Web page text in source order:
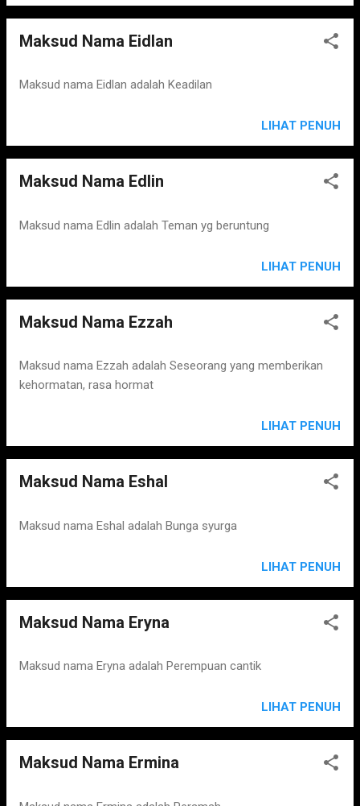
Maksud Nama Eidlan
Maksud nama Eidlan adalah Keadilan
LIHAT PENUH
Maksud Nama Edlin
Maksud nama Edlin adalah Teman yg beruntung
LIHAT PENUH
Maksud Nama Ezzah
Maksud nama Ezzah adalah Seseorang yang memberikan
kehormatan, rasa hormat
LIHAT PENUH
Maksud Nama Eshal
Maksud nama Eshal adalah Bunga syurga
LIHAT PENUH
Maksud Nama Eryna
Maksud nama Eryna adalah Perempuan cantik
LIHAT PENUH
Maksud Nama Ermina